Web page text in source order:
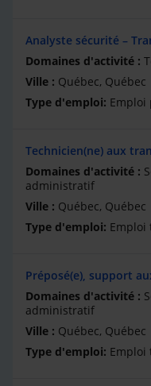
Analyste sécurité –
Québec, Québec
Emploi
Technicien(ne) aux
administratif
Québec, Québec
Emploi
Préposé(e), support
administratif
Québec, Québec
Emploi